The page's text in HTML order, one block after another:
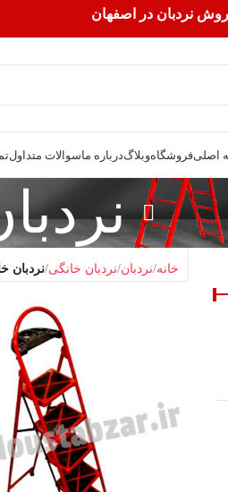
نردبان در اصفهان
اصلیفروشگاهوبلاگدرباره ماسوالات متداول
خانه نردبان نردبان خانگی نردبان